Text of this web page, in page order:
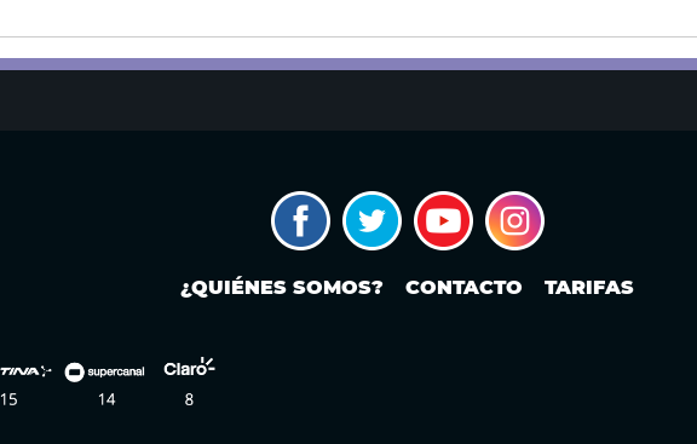
¿QUIÉNES SOMOS? CONTACTO TARIFAS